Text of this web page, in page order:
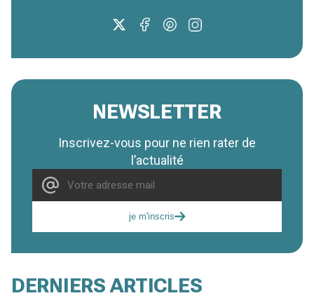
NEWSLETTER
Inscrivez-vous pour ne rien rater de
l’actualité
je m'inscris
DERNIERS ARTICLES